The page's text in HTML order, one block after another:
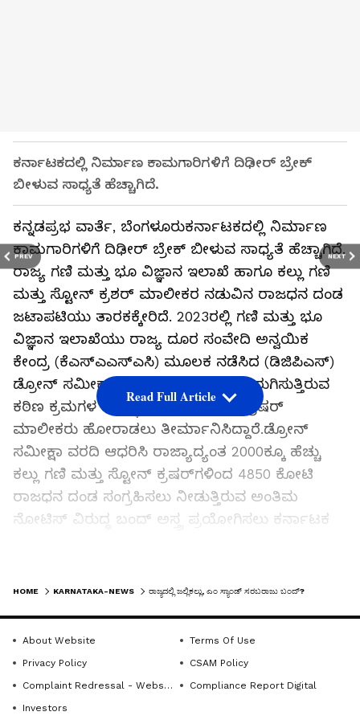
PREV NEXT
ಕರ್ನಾಟಕದಲ್ಲಿ ನಿರ್ಮಾಣ ಕಾಮಗಾರಿಗಳಿಗೆ ದಿಢೀರ್ ಬ್ರೇಕ್
ಬೀಳುವ ಸಾಧ್ಯತೆ ಹೆಚ್ಚಾಗಿದೆ.
ಕನ್ನಡಪ್ರಭ ವಾರ್ತೆ, ಬೆಂಗಳೂರುಕರ್ನಾಟಕದಲ್ಲಿ ನಿರ್ಮಾಣ
ಕಾಮಗಾರಿಗಳಿಗೆ ದಿಢೀರ್ ಬ್ರೇಕ್ ಬೀಳುವ ಸಾಧ್ಯತೆ ಹೆಚ್ಚಾಗಿದೆ.
ರಾಜ್ಯ ಗಣಿ ಮತ್ತು ಭೂ ವಿಜ್ಞಾನ ಇಲಾಖೆ ಹಾಗೂ ಕಲ್ಲು ಗಣಿ
ಮತ್ತು ಸ್ಟೋನ್ ಕ್ರಶರ್ ಮಾಲೀಕರ ನಡುವಿನ ರಾಜಧನ ದಂಡ
ಜಟಾಪಟಿಯು ತಾರಕಕ್ಕೇರಿದೆ. 2023ರಲ್ಲಿ ಗಣಿ ಮತ್ತು ಭೂ
ವಿಜ್ಞಾನ ಇಲಾಖೆಯು ರಾಜ್ಯ ದೂರ ಸಂವೇದಿ ಅನ್ವಯಿಕ
ಕೇಂದ್ರ (ಕೆಎಸ್‌ಎಎಸ್‌ಎಸಿ) ಮೂಲಕ ನಡೆಸಿದ (ಡಿಜಿಪಿಎಸ್‌)
ಡ್ರೋನ್ ಸಮೀಕ್ಷಾ ವರದಿ ಜಾರಿಗೊಳಿಸಲು ಜರುಗಿಸುತ್ತಿರುವ
ಕಠಿಣ ಕ್ರಮಗಳ ವಿರುದ್ಧ ಕಲ್ಲು ಗಣಿ ಹಾಗೂ ಕ್ರಷರ್
ಮಾಲೀಕರು ಹೋರಾಡಲು ತೀರ್ಮಾನಿಸಿದ್ದಾರೆ.ಡ್ರೋನ್
ಸಮೀಕ್ಷಾ ವರದಿ ಆಧರಿಸಿ ರಾಜ್ಯಾದ್ಯಂತ 2000ಕ್ಕೂ ಹೆಚ್ಚು
ಕಲ್ಲು ಗಣಿ ಮತ್ತು ಸ್ಟೋನ್ ಕ್ರಷರ್‌ಗಳಿಂದ ₹4850 ಕೋಟಿ
ರಾಜಧನ ದಂಡ ಸಂಗ್ರಹಿಸಲು ನೀಡುತ್ತಿರುವ ಅಂತಿಮ
ನೋಟಿಸ್ ವಿರುದ್ಧ ಬಂದ್ ಅಸ್ತ್ರ ಪ್ರಯೋಗಿಸಲು ಕರ್ನಾಟಕ
ಗಣಿಗಳಿಗೆ ₹10 ಕೋಟಿವರೆಗೂ ದಂಡ ಪಾವತಿಸುವಂತೆ ಗಣಿ
Read Full Article
HOME KARNATAKA-NEWS ರಾಜ್ಯದಲ್ಲಿ ಜಲ್ಲಿಕಲ್ಲು, ಎಂ ಸ್ಯಾಂಡ್ ಸರಬರಾಜು ಬಂದ್‌?
About Website
Terms Of Use
Privacy Policy
CSAM Policy
Complaint Redressal - Website
Compliance Report Digital
Investors